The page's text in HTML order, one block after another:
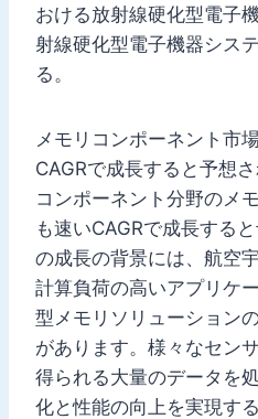
おける放射線硬化型電子
射線硬化型電子機器シス
る。
メモリコンポーネント市
CAGRで成長すると予想
コンポーネント分野のメ
も速いCAGRで成長する
の成長の背景には、航空
計算負荷の高いアプリケ
型メモリソリューション
があります。様々なセン
得られる大量のデータを
化と性能の向上を実現す